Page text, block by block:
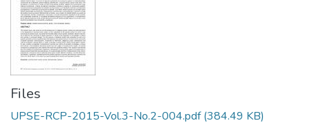
Files
UPSE-RCP-2015-Vol.3-No.2-004.pdf(384.49 KB)